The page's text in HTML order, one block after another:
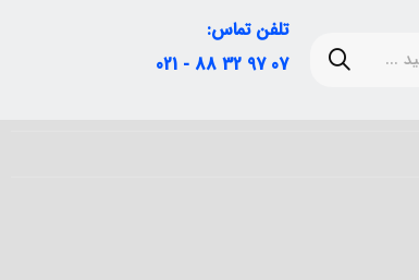
تلفن تماس:
07 97 32 88 - 021